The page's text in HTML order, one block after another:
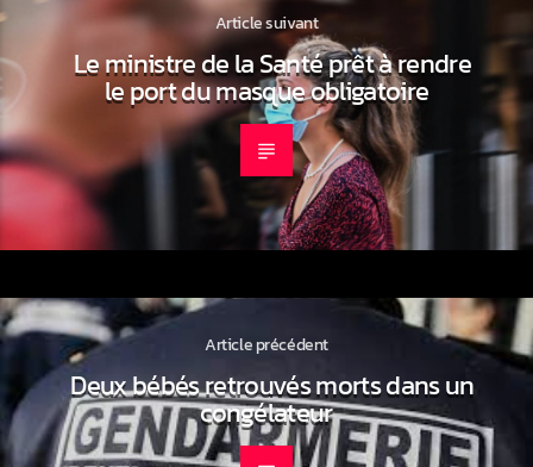
Article suivant
Le ministre de la Santé prêt à rendre
le port du masque obligatoire
Article précédent
Deux bébés retrouvés morts dans un
congélateur